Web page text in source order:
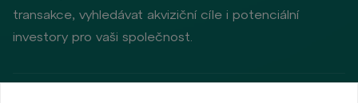
transakce, vyhledávat akviziční cíle i potenciální
investory pro vaši společnost.